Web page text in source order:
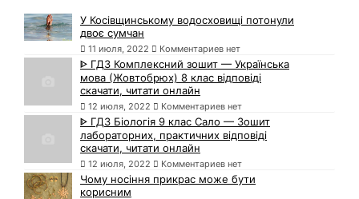
У Косівщинському водосховищі потонули
двоє сумчан
11 июля, 2022 Комментариев нет
ᐈ ГДЗ Комплексний зошит — Українська
мова (Жовтобрюх) 8 клас відповіді
скачати, читати онлайн
12 июля, 2022 Комментариев нет
ᐈ ГДЗ Біологія 9 клас Сало — Зошит
лабораторних, практичних відповіді
скачати, читати онлайн
12 июля, 2022 Комментариев нет
Чому носіння прикрас може бути
корисним